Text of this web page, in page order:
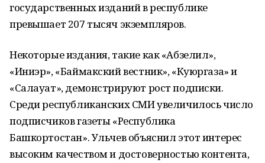
государственных изданий в республике
превышает 207 тысяч экземпляров.
Некоторые издания, такие как «Абзелил»,
«Иниэр», «Баймакский вестник», «Куюргаза» и
«Салауат», демонстрируют рост подписки.
Среди республиканских СМИ увеличилось число
подписчиков газеты «Республика
Башкортостан». Ульчев объяснил этот интерес
высоким качеством и достоверностью контента,